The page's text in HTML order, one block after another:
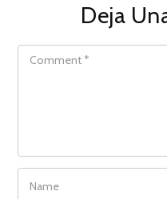
Deja
COMMENT
NAME